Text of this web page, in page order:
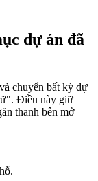
dự án đã
chuyển bất kỳ dự
Điều này giữ
thanh bên mở